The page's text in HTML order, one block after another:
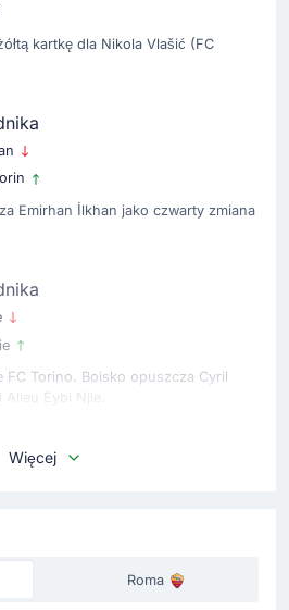
kartkę dla Nikola Vlašić (FC
Emirhan İlkhan jako czwarty zmiana
FC Torino. Boisko opuszcza Cyril
Eybi Njie.
wchodzi Niccolo Pisilli (AS Roma).
Więcej
Roma